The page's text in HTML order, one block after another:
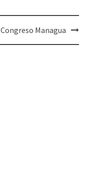
Congreso Managua